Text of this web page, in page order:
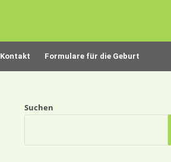
Kontakt Formulare für die Geburt
Suchen